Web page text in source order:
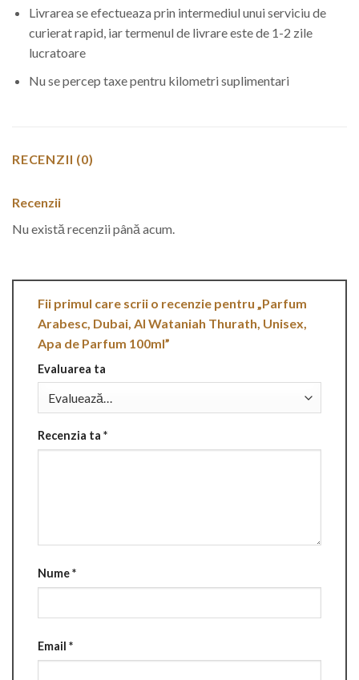
Livrarea se efectueaza prin intermediul unui serviciu de
curierat rapid, iar termenul de livrare este de 1-2 zile
lucratoare
Nu se percep taxe pentru kilometri suplimentari
RECENZII (0)
Recenzii
Nu există recenzii până acum.
Fii primul care scrii o recenzie pentru „Parfum
Arabesc, Dubai, Al Wataniah Thurath, Unisex,
Apa de Parfum 100ml”
Evaluarea ta
Recenzia ta *
Nume*
Email *